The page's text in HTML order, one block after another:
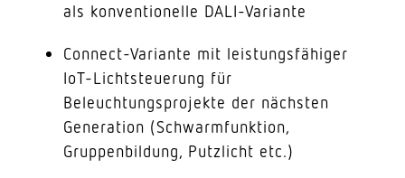
als konventionelle DALI-Variante
Connect-Variante mit leistungsfähiger
IoT-Lichtsteuerung für
Beleuchtungsprojekte der nächsten
Generation (Schwarmfunktion,
Gruppenbildung, Putzlicht etc.)